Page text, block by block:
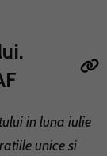
in luna iulie
unice si